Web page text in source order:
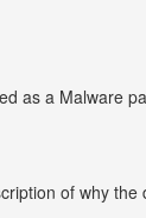
as a Malware
of why